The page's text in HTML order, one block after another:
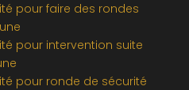
pour faire des rondes
pour intervention suite
pour ronde de sécurité